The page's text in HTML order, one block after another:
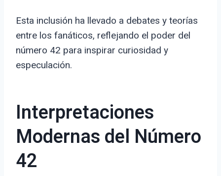
Esta inclusión ha llevado a debates y teorías
entre los fanáticos, reflejando el poder del
número 42 para inspirar curiosidad y
especulación.
Interpretaciones
Modernas del Número
42